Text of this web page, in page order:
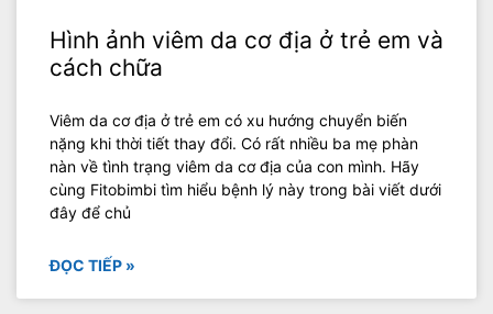
Hình ảnh viêm da cơ địa ở trẻ em và
cách chữa
Viêm da cơ địa ở trẻ em có xu hướng chuyển biến
nặng khi thời tiết thay đổi. Có rất nhiều ba mẹ phàn
nàn về tình trạng viêm da cơ địa của con mình. Hãy
cùng Fitobimbi tìm hiểu bệnh lý này trong bài viết dưới
đây để chủ
ĐỌC TIẾP »